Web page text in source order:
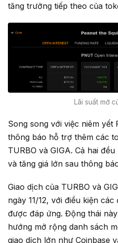
tăng trưởng tiếp theo của
Lãi suất mở
Song song với việc niêm yết
thông báo hỗ trợ thêm các
TURBO và GIGA. Cả hai
và tăng giá lớn sau thông
Giao dịch của TURBO và
ngày 11/12, với điều kiện
được đáp ứng. Động thái
hướng mở rộng danh sách
giao dịch lớn như Coinbase